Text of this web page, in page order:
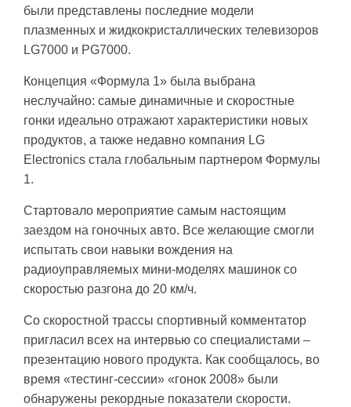
были представлены последние модели
плазменных и жидкокристаллических телевизоров
LG7000 и PG7000.
Концепция «Формула 1» была выбрана
неслучайно: самые динамичные и скоростные
гонки идеально отражают характеристики новых
продуктов, а также недавно компания LG
Electronics стала глобальным партнером Формулы
1.
Стартовало мероприятие самым настоящим
заездом на гоночных авто. Все желающие смогли
испытать свои навыки вождения на
радиоуправляемых мини-моделях машинок со
скоростью разгона до 20 км/ч.
Со скоростной трассы спортивный комментатор
пригласил всех на интервью со специалистами –
презентацию нового продукта. Как сообщалось, во
время «тестинг-сессии» «гонок 2008» были
обнаружены рекордные показатели скорости.